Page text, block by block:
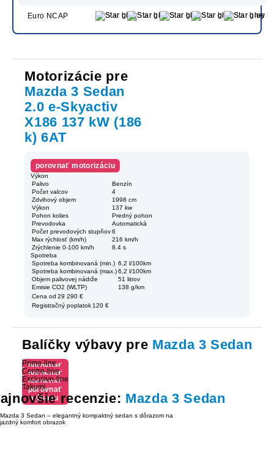
Euro NCAP
Motorizácie pre
Mazda 3 Sedan
2.0 e-Skyactiv
X186 137 kW (186
k) 6AT
porovnať motorizáciu
Výkon
Palivo
Benzín
Počet valcov
4
Zdvihový objem
1998 cm
Výkon
137 kw
Pohon kolies
Predný pohon
Prevodovka
Automatická
Počet prevodových stupňov 6
Max rýchlosť (km/h)
216 km/h
Zrýchlenie 0-100 km/h
8.4 s
Spotreba
Spotreba kombinovaná (min.) 6,2 l/100km
Spotreba kombinovaná (max.) 6,2 l/100km
Objem palivovej nádrže
51 litrov
Emisie CO2 (WLTP)
138 g/km
Cena od 29 290 €
Registračný poplatok 120 €
Balíčky výbavy pre Mazda 3 Sedan
porovnať
výbavu
Prime-line
porovnať
výbavu
Centre-line
porovnať
výbavu
Exclusive-line
porovnať
výbavu
Takumi
recenzie: Mazda 3 Sedan